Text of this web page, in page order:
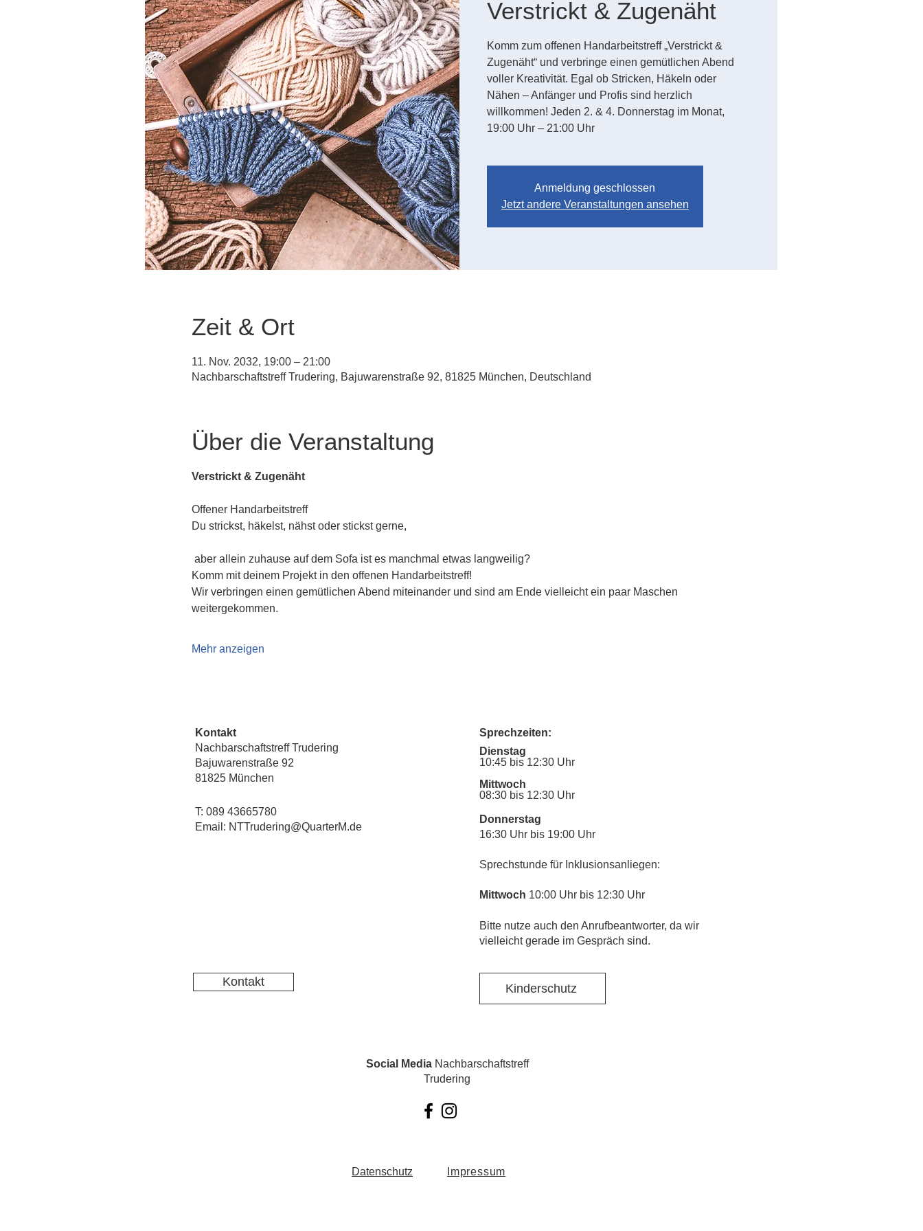
Verstrickt & Zugenäht
Komm zum offenen Handarbeitstreff „Verstrickt &
Zugenäht“ und verbringe einen gemütlichen Abend
voller Kreativität. Egal ob Stricken, Häkeln oder
Nähen – Anfänger und Profis sind herzlich
willkommen! Jeden 2. & 4. Donnerstag im Monat,
19:00 Uhr – 21:00 Uhr
Anmeldung geschlossen
Jetzt andere Veranstaltungen ansehen
Zeit & Ort
11. Nov. 2032, 19:00 – 21:00
Nachbarschaftstreff Trudering, Bajuwarenstraße 92, 81825 München, Deutschland
Über die Veranstaltung
Verstrickt & Zugenäht
Offener Handarbeitstreff
Du strickst, häkelst, nähst oder stickst gerne,
aber allein zuhause auf dem Sofa ist es manchmal etwas langweilig?
Komm mit deinem Projekt in den offenen Handarbeitstreff!
Wir verbringen einen gemütlichen Abend miteinander und sind am Ende vielleicht ein paar Maschen
weitergekommen.
Mehr anzeigen
Kontakt
Nachbarschaftstreff Trudering
Bajuwarenstraße 92
81825 München
T: 089 43665780
Email: NTTrudering@QuarterM.de
Kontakt
Sprechzeiten:
Dienstag
10:45 bis 12:30 Uhr
Mittwoch
08:30 bis 12:30 Uhr
Donnerstag
16:30 Uhr bis 19:00 Uhr
Sprechstunde für Inklusionsanliegen:
Mittwoch 10:00 Uhr bis 12:30 Uhr
​Bitte nutze auch den Anrufbeantworter, da wir
vielleicht gerade im Gespräch sind.
Kinderschutz
Social MediaNachbarschaftstreff
Trudering
Datenschutz Impressum